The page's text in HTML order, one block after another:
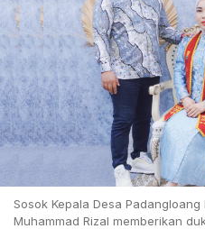
Sosok Kepala Desa
Muhammad Rizal memberikan